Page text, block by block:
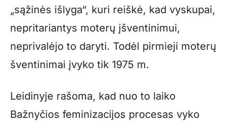
„sąžinės išlyga“, kuri reiškė, kad vyskupai,
nepritariantys moterų įšventinimui,
neprivalėjo to daryti. Todėl pirmieji moterų
šventinimai įvyko tik 1975 m.
Leidinyje rašoma, kad nuo to laiko
Bažnyčios feminizacijos procesas vyko